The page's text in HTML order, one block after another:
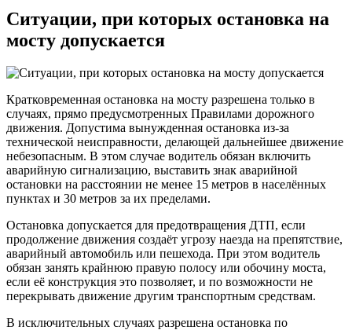
Ситуации, при которых остановка на
мосту допускается
Кратковременная остановка на мосту разрешена только в
случаях, прямо предусмотренных Правилами дорожного
движения. Допустима вынужденная остановка из-за
технической неисправности, делающей дальнейшее движение
небезопасным. В этом случае водитель обязан включить
аварийную сигнализацию, выставить знак аварийной
остановки на расстоянии не менее 15 метров в населённых
пунктах и 30 метров за их пределами.
Остановка допускается для предотвращения ДТП, если
продолжение движения создаёт угрозу наезда на препятствие,
аварийный автомобиль или пешехода. При этом водитель
обязан занять крайнюю правую полосу или обочину моста,
если её конструкция это позволяет, и по возможности не
перекрывать движение другим транспортным средствам.
В исключительных случаях разрешена остановка по